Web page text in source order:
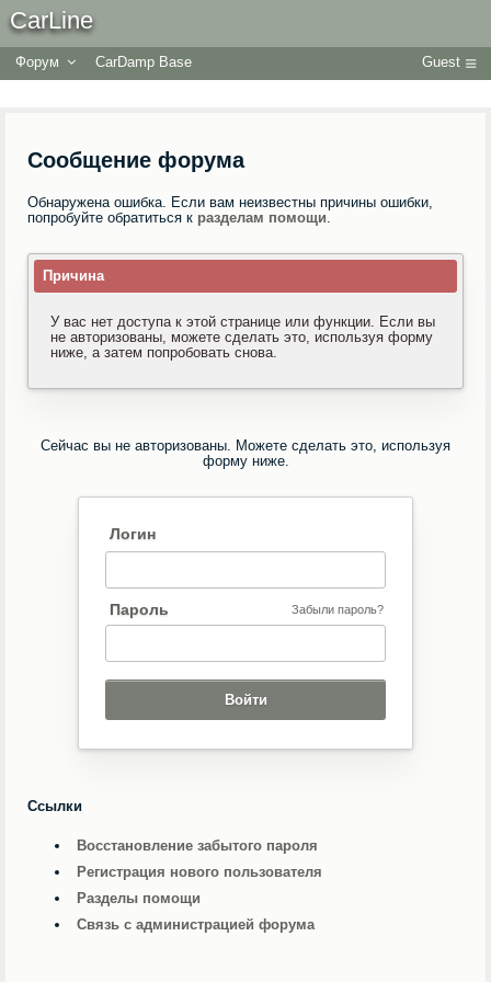
CarLine
Форум CarDamp Base Guest
Сообщение форума
Обнаружена ошибка. Если вам неизвестны причины ошибки,
попробуйте обратиться к разделам помощи.
Причина
У вас нет доступа к этой странице или функции. Если вы
не авторизованы, можете сделать это, используя форму
ниже, а затем попробовать снова.
Сейчас вы не авторизованы. Можете сделать это, используя
форму ниже.
Логин
Пароль Забыли пароль?
Ссылки
Восстановление забытого пароля
Регистрация нового пользователя
Разделы помощи
Связь с администрацией форума